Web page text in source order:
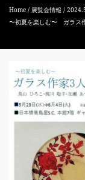
Home / 展覧会情報 /
〜初夏を楽しむ〜 ガラ